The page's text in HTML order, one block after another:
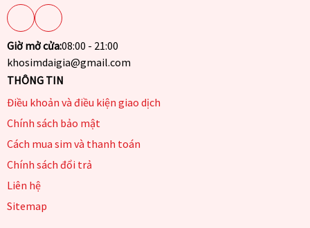
Giờ mở cửa:08:00 - 21:00
khosimdaigia@gmail.com
THÔNG TIN
Điều khoản và điều kiện giao dịch
Chính sách bảo mật
Cách mua sim và thanh toán
Chính sách đổi trả
Liên hệ
Sitemap